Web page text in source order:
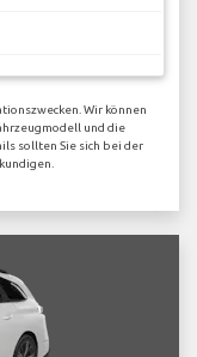
Wir können
und die
sollten Sie sich bei der